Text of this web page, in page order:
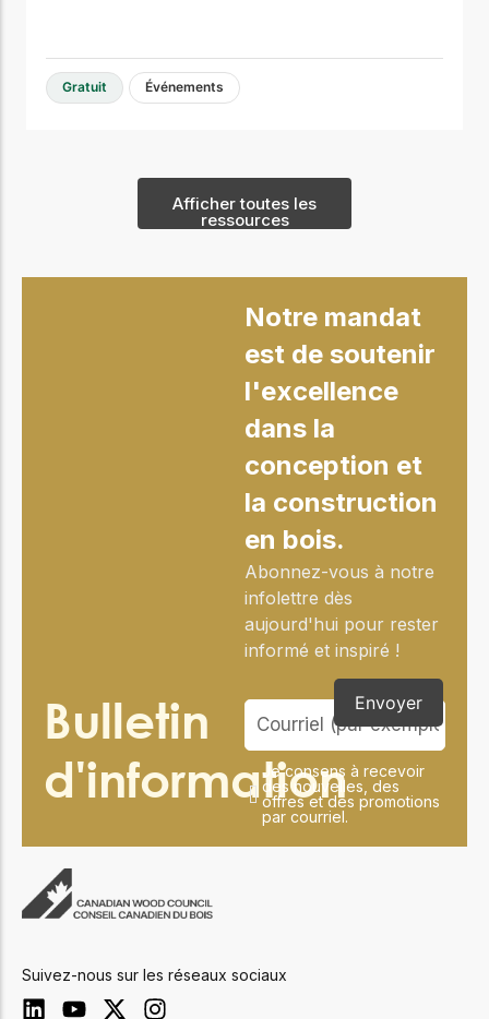
Gratuit Événements
Afficher toutes les
ressources
Bulletin
d'information
Notre mandat
est de soutenir
l'excellence
dans la
conception et
la construction
en bois.
Abonnez-vous à notre
infolettre dès
aujourd'hui pour rester
informé et inspiré !
Je consens à recevoir
des nouvelles, des
offres et des promotions
par courriel.
Envoyer
Suivez-nous sur les réseaux sociaux